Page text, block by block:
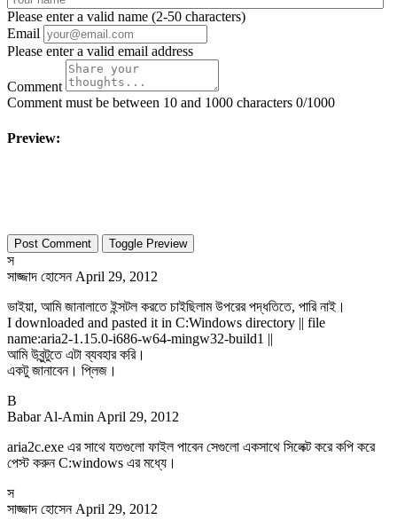
Please enter a valid name (2-50 characters)
Email
Please enter a valid email address
Comment
Comment must be between 10 and 1000 characters 0/1000
Preview:
Toggle Preview
স
সাজ্জাদ হোসেন April 29, 2012
ভাইয়া, আমি জানালাতে ইন্সটল করতে চাইছিলাম উপরের পদ্ধতিতে, পারি নাই।
I downloaded and pasted it in C:Windows directory || file
name:aria2-1.15.0-i686-w64-mingw32-build1 ||
আমি উবুন্টুতে এটা ব্যবহার করি।
একটু জানাবেন। প্লিজ।
B
Babar Al-Amin April 29, 2012
aria2c.exe এর সাথে যতগুলো ফাইল পাবেন সেগুলো একসাথে সিলেক্ট করে কপি করে
পেস্ট করুন C:windows এর মধ্যে।
স
সাজ্জাদ হোসেন April 29, 2012